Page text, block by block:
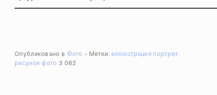
Опубликовано в Фото Метки: иллюстрация портрет
рисунок фото 3 082